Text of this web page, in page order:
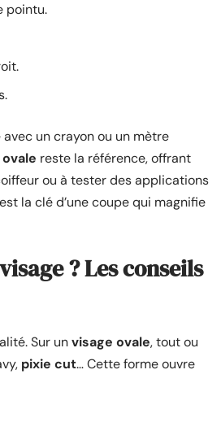
pointu.
un crayon ou un mètre
reste la référence, offrant
ou à tester des applications
la clé d’une coupe qui magnifie
? Les conseils
Sur unvisage ovale, tout ou
pixie cut… Cette forme ouvre